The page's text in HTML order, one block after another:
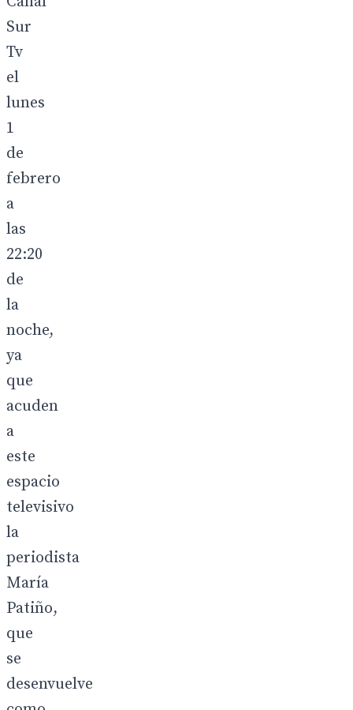
Sur
Tv
el
lunes
1
de
febrero
a
las
22:20
de
la
noche,
ya
que
acuden
a
este
espacio
televisivo
la
periodista
María
Patiño,
que
se
desenvuelve